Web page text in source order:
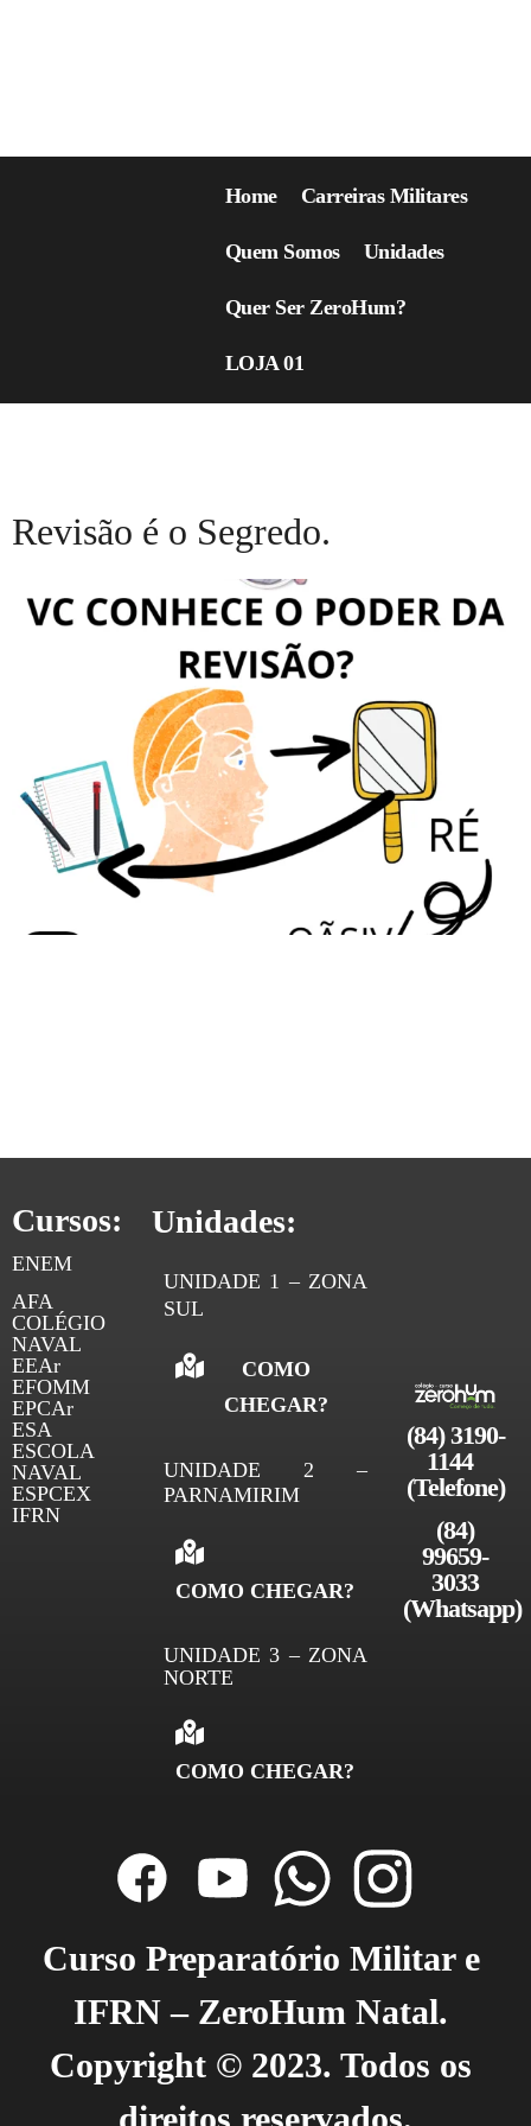
Home Carreiras Militares
Quem Somos Unidades
Quer Ser ZeroHum?
LOJA 01
Revisão é o Segredo.
Cursos:
ENEM
AFA
COLÉGIO
NAVAL
EEAr
EFOMM
EPCAr
ESA
ESCOLA
NAVAL
ESPCEX
IFRN
Unidades:
UNIDADE 1 – ZONA
SUL
COMO
CHEGAR?
UNIDADE 2 –
PARNAMIRIM
COMO CHEGAR?
UNIDADE 3 – ZONA
NORTE
COMO CHEGAR?
(84) 3190-
1144
(Telefone)
(84)
99659-
3033
(Whatsapp)
Curso Preparatório Militar e
IFRN – ZeroHum Natal.
Copyright © 2023. Todos os